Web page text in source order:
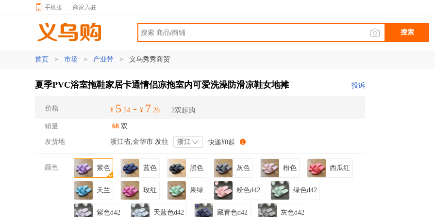
手机版 商家入驻
搜索
首页 > 市场 > 产业带 > 义乌秀秀商贸
夏季PVC浴室拖鞋家居卡通情侣凉拖室内可爱洗澡防滑凉鞋女地摊 投诉
价格 ¥ 5.54 - ¥ 7.26 2双起购
销量 68 双
发货地 浙江省,金华市 发往 浙江 快递¥0起
颜色 紫色 蓝色 黑色 灰色 粉色 西瓜红
天兰 玫红 果绿 粉色d42 绿色d42
紫色d42 天蓝色d42 藏青色d42 灰色d42